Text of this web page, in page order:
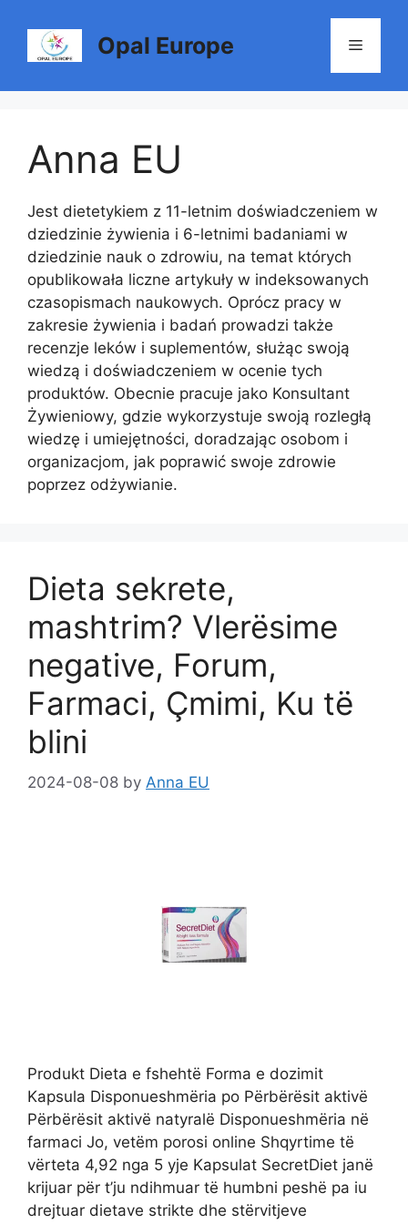
content
Opal Europe Menu
Anna EU
Jest dietetykiem z 11-letnim doświadczeniem w
dziedzinie żywienia i 6-letnimi badaniami w
dziedzinie nauk o zdrowiu, na temat których
opublikowała liczne artykuły w indeksowanych
czasopismach naukowych. Oprócz pracy w
zakresie żywienia i badań prowadzi także
recenzje leków i suplementów, służąc swoją
wiedzą i doświadczeniem w ocenie tych
produktów. Obecnie pracuje jako Konsultant
Żywieniowy, gdzie wykorzystuje swoją rozległą
wiedzę i umiejętności, doradzając osobom i
organizacjom, jak poprawić swoje zdrowie
poprzez odżywianie.
Dieta sekrete,
mashtrim? Vlerësime
negative, Forum,
Farmaci, Çmimi, Ku të
blini
2024-08-08 by Anna EU
Produkt Dieta e fshehtë Forma e dozimit
Kapsula Disponueshmëria po Përbërësit aktivë
Përbërësit aktivë natyralë Disponueshmëria në
farmaci Jo, vetëm porosi online Shqyrtime të
vërteta 4,92 nga 5 yje Kapsulat SecretDiet janë
krijuar për t’ju ndihmuar të humbni peshë pa iu
drejtuar dietave strikte dhe stërvitjeve